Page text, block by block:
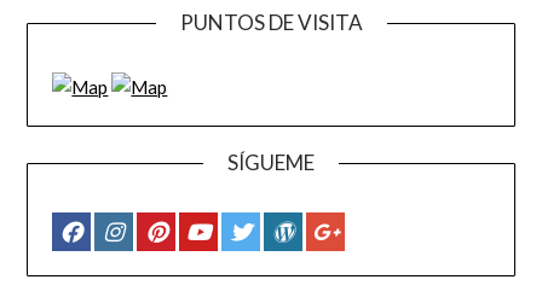
PUNTOS DE VISITA
SÍGUEME